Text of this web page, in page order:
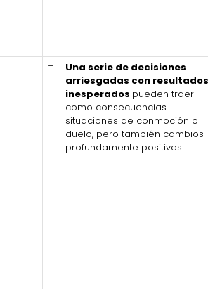
=
Una serie de decisiones
arriesgadas con resultados
inesperados pueden traer
como consecuencias
situaciones de conmoción o
duelo, pero también cambios
profundamente positivos.